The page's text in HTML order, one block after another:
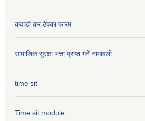
कवाडी कर ठेक्का फारम
सामाजिक सुरक्षा भत्ता प्राप्त गर्ने नामावली
time sit
Time sit module